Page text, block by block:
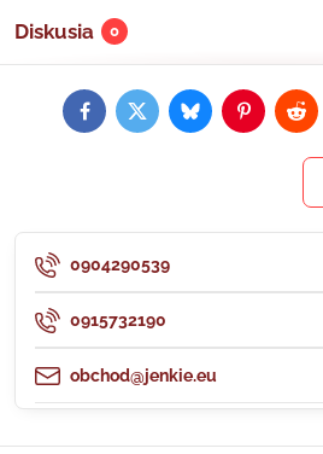
Diskusia 0
FacebookTwitterBlueskyPinterest
0904290539
0915732190
obchod@jenkie.eu